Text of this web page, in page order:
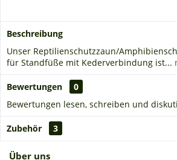
Beschreibung
Unser Reptilienschutzzaun/
für Standfüße mit Kederverbindung ist...
Bewertungen
0
Bewertungen lesen, schreiben und
Zubehör 3
Über uns